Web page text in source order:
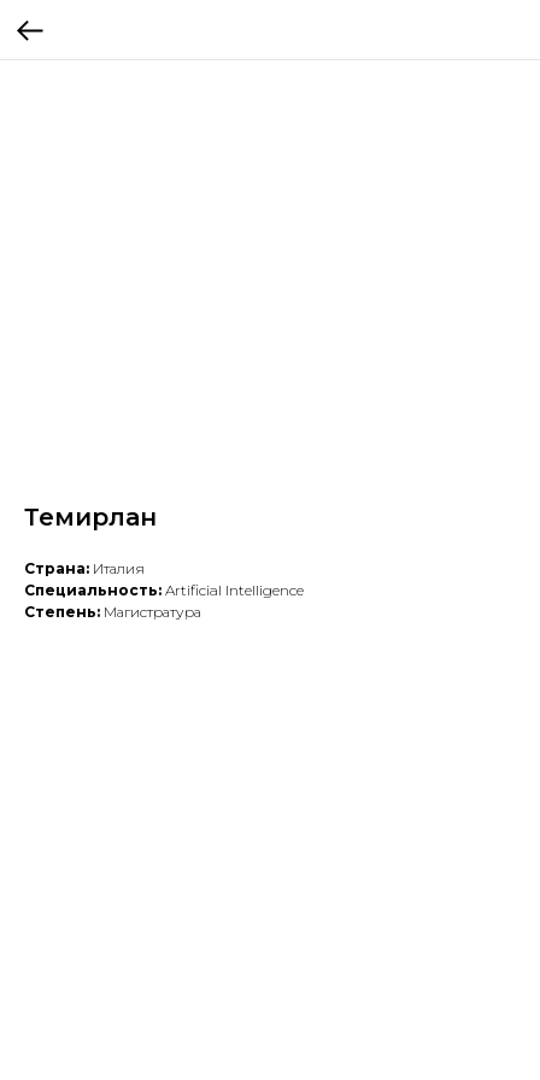
Темирлан
Страна: Италия
Специальность: Artificial Intelligence
Степень: Магистратура